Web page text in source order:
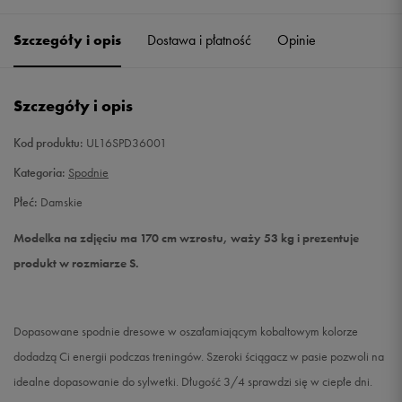
M Powiadom o dostępności
Szczegóły i opis Dostawa i płatność Opinie
Szczegóły i opis
Kod produktu: UL16SPD36001
Kategoria: Spodnie
Płeć: Damskie
Modelka na zdjęciu ma 170 cm wzrostu, waży 53 kg i prezentuje
produkt w rozmiarze S.
Dopasowane spodnie dresowe w oszałamiającym kobaltowym kolorze
dodadzą Ci energii podczas treningów. Szeroki ściągacz w pasie pozwoli na
idealne dopasowanie do sylwetki. Długość 3/4 sprawdzi się w ciepłe dni.